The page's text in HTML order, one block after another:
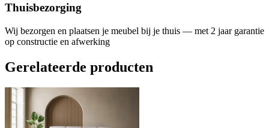
Thuisbezorging
Wij bezorgen en plaatsen je meubel bij je thuis — met 2 jaar garantie
op constructie en afwerking
Gerelateerde producten